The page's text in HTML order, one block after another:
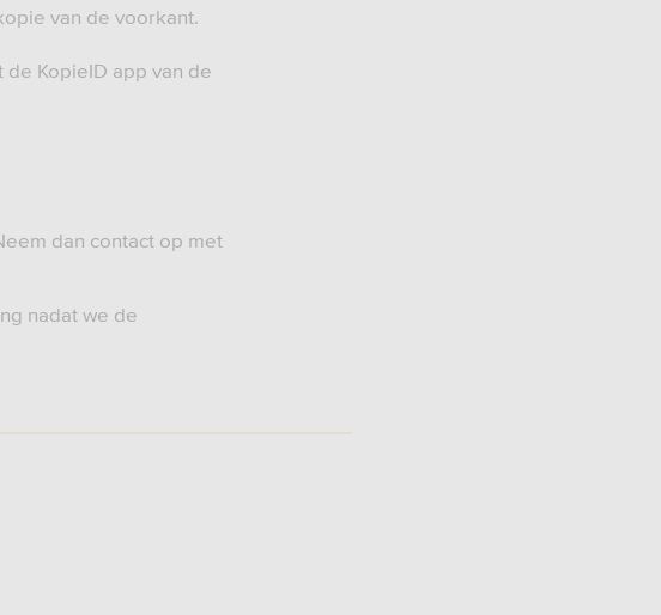
van de voorkant.
KopieID app van de
dan contact op met
nadat we de